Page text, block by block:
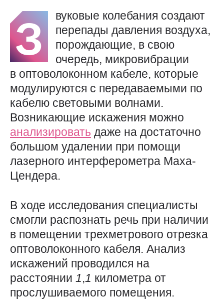
З
вуковые колебания создают
перепады давления воздуха,
порождающие, в свою
очередь, микровибрации
в оптоволоконном кабеле, которые
модулируются с передаваемыми по
кабелю световыми волнами.
Возникающие искажения можно
анализировать даже на достаточно
большом удалении при помощи
лазерного интерферометра Маха-
Цендера.
В ходе исследования специалисты
смогли распознать речь при наличии
в помещении трехметрового отрезка
оптоволоконного кабеля. Анализ
искажений проводился на
расстоянии 1,1 километра от
прослушиваемого помещения.